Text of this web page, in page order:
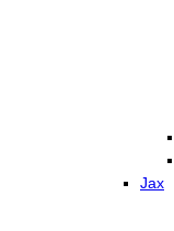
Jax